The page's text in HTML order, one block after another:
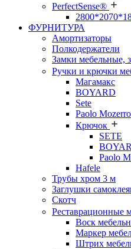
PerfectSense®
ФУРНИТУРА
Амортизаторы
Полкодержатели
Замки мебельные,
Ручки и крючки
Магамакс
BOYARD
Sete
Paolo Mozerro
Крючок
SETE
Paolo
Hafele
Трубы хром 3 м
Заглушки
Скотч
Реставрационные
Воск
Маркер
Штрих